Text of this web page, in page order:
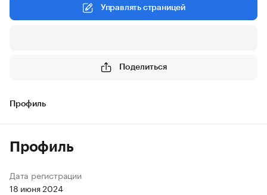
Управлять страницей
Поделиться
Профиль
Профиль
Дата регистрации
18 июня 2024